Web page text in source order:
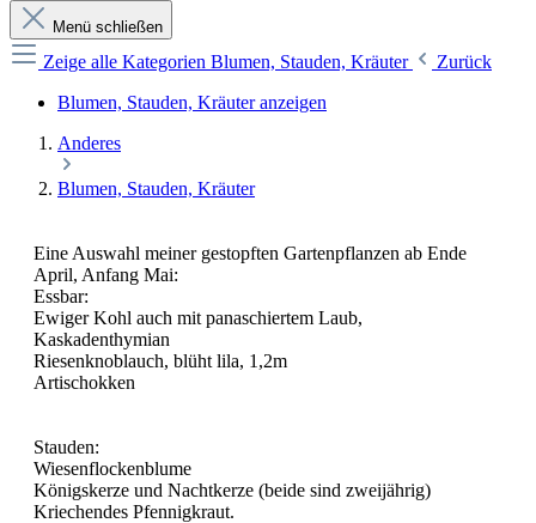
Menü schließen
Zeige alle Kategorien Blumen, Stauden, Kräuter
Zurück
Blumen, Stauden, Kräuter anzeigen
Anderes
Blumen, Stauden, Kräuter
Eine Auswahl meiner gestopften Gartenpflanzen ab Ende
April, Anfang Mai:
Essbar:
Ewiger Kohl auch mit panaschiertem Laub,
Kaskadenthymian
Riesenknoblauch, blüht lila, 1,2m
Artischokken
Stauden:
Wiesenflockenblume
Königskerze und Nachtkerze (beide sind zweijährig)
Kriechendes Pfennigkraut.